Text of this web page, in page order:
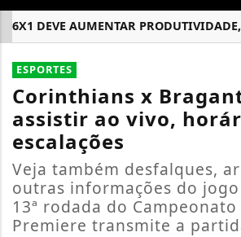
DEVE AUMENTAR PRODUTIVIDADE,
EM ALTA
ESPORTES
Corinthians x
assistir ao vivo,
escalações
Veja também desfalques,
outras informações do
13ª rodada do
Premiere transmite a